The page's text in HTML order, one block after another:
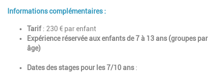
Informations complémentaires :
Tarif: 230 € par enfant
Expérience réservée aux enfants de 7 à 13 ans (groupes par
âge)
Dates des stages pour les 7/10 ans :